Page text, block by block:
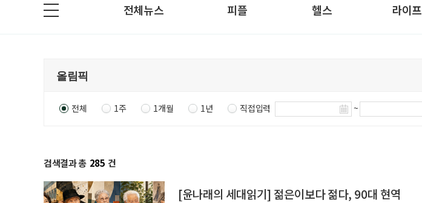
전체뉴스 피플 헬스 라이프
전체 1주 1개월 1년 직접입력 ~
검색결과 총 285 건
[윤나래의 세대읽기] 젊은이보다 젊다, 90대 현역